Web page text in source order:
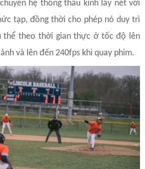
hệ thống thấu kính lấy nét với
tạp, đồng thời cho phép nó duy trì
thể theo thời gian thực ở tốc độ lên
và lên đến 240fps khi quay phim.